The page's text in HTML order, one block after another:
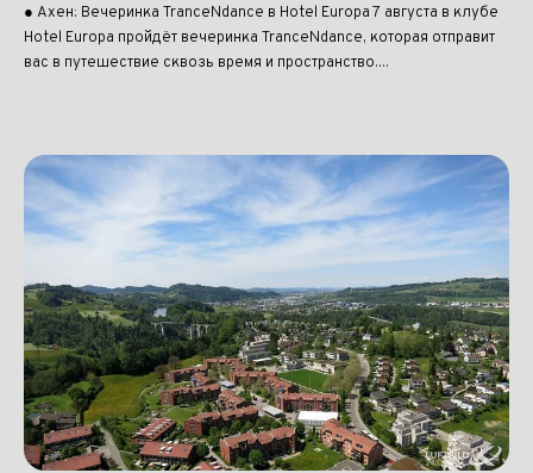
● Ахен: Вечеринка TranceNdance в Hotel Europa 7 августа в клубе
Hotel Europa пройдёт вечеринка TranceNdance, которая отправит
вас в путешествие сквозь время и пространство....